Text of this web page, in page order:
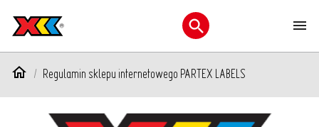
Otwórz menu
Regulamin sklepu internetowego PARTEX LABELS